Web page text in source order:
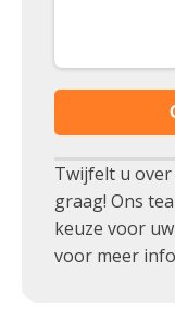
Twijfelt u over
graag! Ons
keuze voor
voor meer